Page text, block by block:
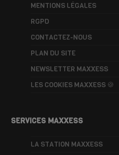
MENTIONS LÉGALES
RGPD
CONTACTEZ-NOUS
PLAN DU SITE
NEWSLETTER MAXXESS
LES COOKIES MAXXESS 🍪
SERVICES MAXXESS
LA STATION MAXXESS